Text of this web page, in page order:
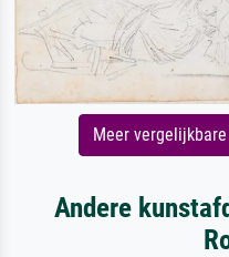
Meer
Andere